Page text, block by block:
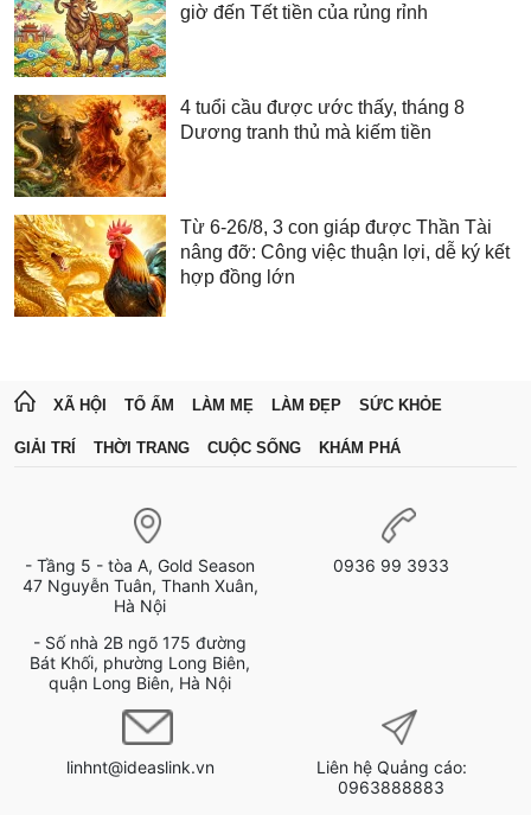
giờ đến Tết tiền của rủng rỉnh
4 tuổi cầu được ước thấy, tháng 8
Dương tranh thủ mà kiếm tiền
Từ 6-26/8, 3 con giáp được Thần Tài
nâng đỡ: Công việc thuận lợi, dễ ký kết
hợp đồng lớn
XÃ HỘI TỔ ẤM LÀM MẸ LÀM ĐẸP SỨC KHỎE
GIẢI TRÍ THỜI TRANG CUỘC SỐNG KHÁM PHÁ
- Tầng 5 - tòa A, Gold Season
47 Nguyễn Tuân, Thanh Xuân,
Hà Nội
- Số nhà 2B ngõ 175 đường
Bát Khối, phường Long Biên,
quận Long Biên, Hà Nội
0936 99 3933
linhnt@ideaslink.vn
Liên hệ Quảng cáo:
0963888883